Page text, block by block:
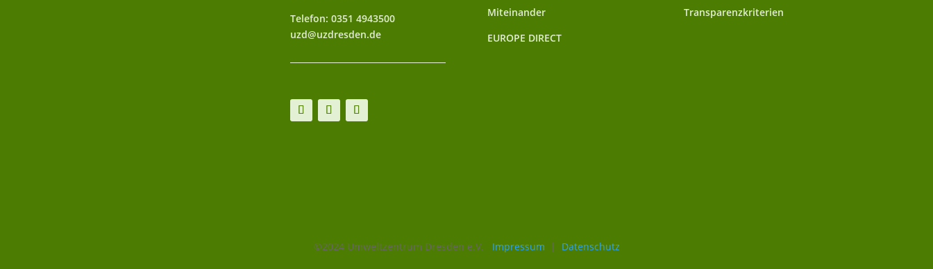
Telefon: 0351 4943500
uzd@uzdresden.de
Miteinander
EUROPE DIRECT
Transparenzkriterien
©2024 Umweltzentrum Dresden e.V. Impressum | Datenschutz